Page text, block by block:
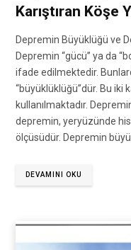
Karıştıran Köşe
Depremin Büyüklüğü ve
Depremin “gücü” ya da
ifade edilmektedir.
“büyüklüklüğü”dür. Bu iki
kullanılmaktadır.
depremin, yeryüzünde
ölçüsüdür. Depremin
DEVAMINI OKU